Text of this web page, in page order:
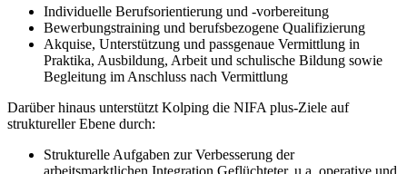
Individuelle Berufsorientierung und -vorbereitung
Bewerbungstraining und berufsbezogene Qualifizierung
Akquise, Unterstützung und passgenaue Vermittlung in
Praktika, Ausbildung, Arbeit und schulische Bildung sowie
Begleitung im Anschluss nach Vermittlung
Darüber hinaus unterstützt Kolping die NIFA plus-Ziele auf
struktureller Ebene durch:
Strukturelle Aufgaben zur Verbesserung der
arbeitsmarktlichen Integration Geflüchteter, u.a. operative und